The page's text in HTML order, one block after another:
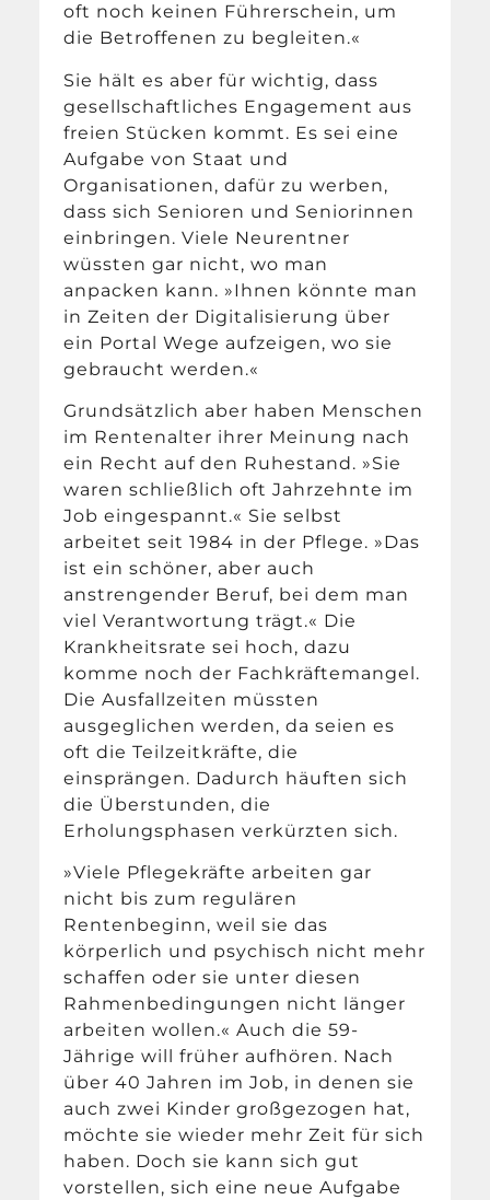
oft noch keinen Führerschein, um
die Betroffenen zu begleiten.«
Sie hält es aber für wichtig, dass
gesellschaftliches Engagement aus
freien Stücken kommt. Es sei eine
Aufgabe von Staat und
Organisationen, dafür zu werben,
dass sich Senioren und Seniorinnen
einbringen. Viele Neurentner
wüssten gar nicht, wo man
anpacken kann. »Ihnen könnte man
in Zeiten der Digitalisierung über
ein Portal Wege aufzeigen, wo sie
gebraucht werden.«
Grundsätzlich aber haben Menschen
im Rentenalter ihrer Meinung nach
ein Recht auf den Ruhestand. »Sie
waren schließlich oft Jahrzehnte im
Job eingespannt.« Sie selbst
arbeitet seit 1984 in der Pflege. »Das
ist ein schöner, aber auch
anstrengender Beruf, bei dem man
viel Verantwortung trägt.« Die
Krankheitsrate sei hoch, dazu
komme noch der Fachkräftemangel.
Die Ausfallzeiten müssten
ausgeglichen werden, da seien es
oft die Teilzeitkräfte, die
einsprängen. Dadurch häuften sich
die Überstunden, die
Erholungsphasen verkürzten sich.
»Viele Pflegekräfte arbeiten gar
nicht bis zum regulären
Rentenbeginn, weil sie das
körperlich und psychisch nicht mehr
schaffen oder sie unter diesen
Rahmenbedingungen nicht länger
arbeiten wollen.« Auch die 59-
Jährige will früher aufhören. Nach
über 40 Jahren im Job, in denen sie
auch zwei Kinder großgezogen hat,
möchte sie wieder mehr Zeit für sich
haben. Doch sie kann sich gut
vorstellen, sich eine neue Aufgabe